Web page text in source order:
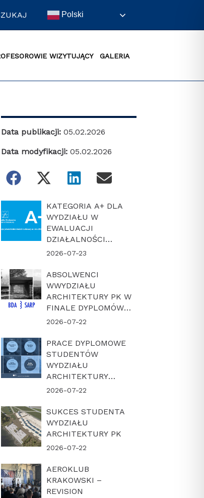
Polski
WIZYTUJĄCY GALERIA
Data publikacji: 05.02.2026
Data modyfikacji: 05.02.2026
KATEGORIA A+ DLA
WYDZIAŁU W
EWALUACJI
DZIAŁALNOŚCI
NAUKOWEJ W
2026-07-23
ABSOLWENCI
WWYDZIAŁU
ARCHITEKTURY PK W
FINALE DYPLOMÓW
ROKU BDA-SARP 2026
2026-07-22
PRACE DYPLOMOWE
STUDENTÓW
WYDZIAŁU
ARCHITEKTURY
POLITECHNIKI
FINALE KONKURSU
„DYPLOM Z
ARCHICADEM 2026”
2026-07-22
SUKCES STUDENTA
WYDZIAŁU
ARCHITEKTURY PK
2026-07-22
AEROKLUB
KRAKOWSKI –
REVISION